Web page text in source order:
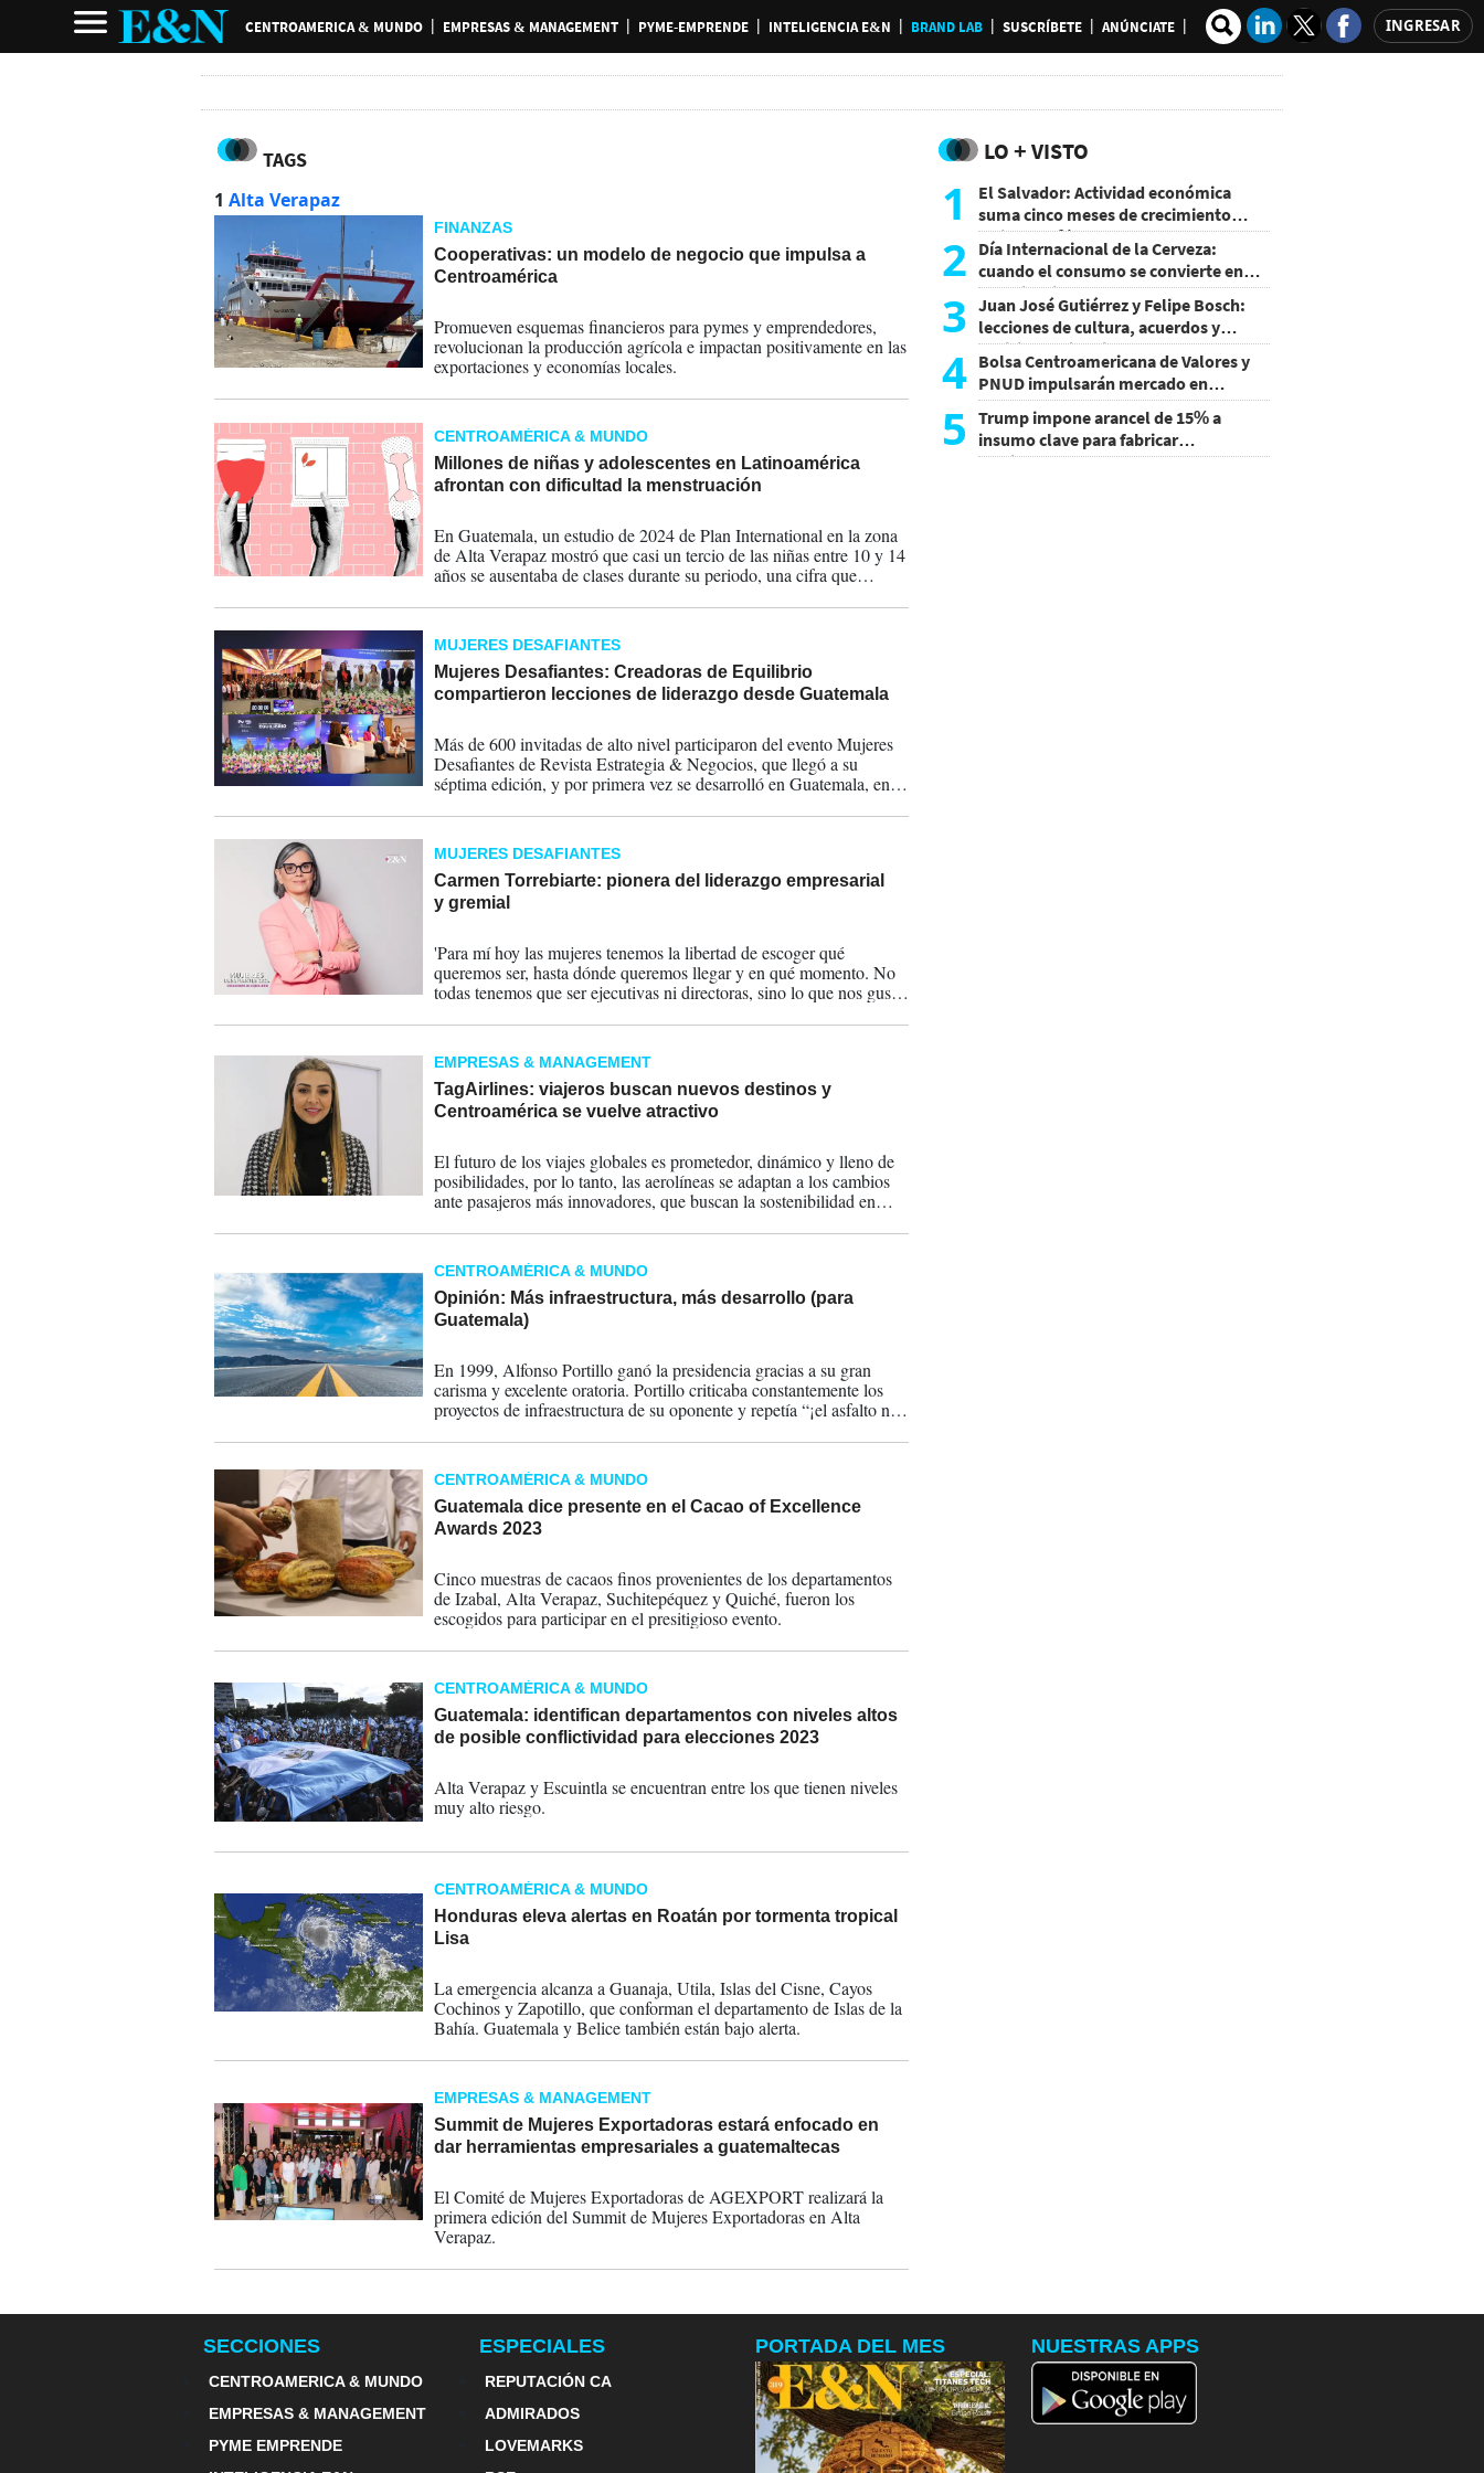
CENTROAMERICA & MUNDO EMPRESAS & MANAGEMENT PYME-EMPRENDE INTELIGENCIA E&N BRAND LAB SUSCRÍBETE ANÚNCIATE INGRESAR
TAGS
1 Alta Verapaz
FINANZAS
Cooperativas: un modelo de negocio que impulsa a
Centroamérica
Promueven esquemas financieros para pymes y emprendedores,
revolucionan la producción agrícola e impactan positivamente en las
exportaciones y economías locales.
CENTROAMÉRICA & MUNDO
Millones de niñas y adolescentes en Latinoamérica
afrontan con dificultad la menstruación
En Guatemala, un estudio de 2024 de Plan International en la zona
de Alta Verapaz mostró que casi un tercio de las niñas entre 10 y 14
años se ausentaba de clases durante su periodo, una cifra que
kits de higiene, dijo la ONG en su comunicado.
MUJERES DESAFIANTES
Mujeres Desafiantes: Creadoras de Equilibrio
compartieron lecciones de liderazgo desde Guatemala
Más de 600 invitadas de alto nivel participaron del evento Mujeres
Desafiantes de Revista Estrategia & Negocios, que llegó a su
séptima edición, y por primera vez se desarrolló en Guatemala, en
de Mujeres Exportadoras de AGEXPORT.
MUJERES DESAFIANTES
Carmen Torrebiarte: pionera del liderazgo empresarial
y gremial
'Para mí hoy las mujeres tenemos la libertad de escoger qué
queremos ser, hasta dónde queremos llegar y en qué momento. No
todas tenemos que ser ejecutivas ni directoras, sino lo que nos guste
EMPRESAS & MANAGEMENT
TagAirlines: viajeros buscan nuevos destinos y
Centroamérica se vuelve atractivo
El futuro de los viajes globales es prometedor, dinámico y lleno de
posibilidades, por lo tanto, las aerolíneas se adaptan a los cambios
ante pasajeros más innovadores, que buscan la sostenibilidad en
y gastronomía para la toma de decisiones.
CENTROAMÉRICA & MUNDO
Opinión: Más infraestructura, más desarrollo (para
Guatemala)
En 1999, Alfonso Portillo ganó la presidencia gracias a su gran
carisma y excelente oratoria. Portillo criticaba constantemente los
proyectos de infraestructura de su oponente y repetía “¡el asfalto no
construyeron 83 km de red vial por año, muy por debajo del
promedio de 218 km por año.
CENTROAMÉRICA & MUNDO
Guatemala dice presente en el Cacao of Excellence
Awards 2023
Cinco muestras de cacaos finos provenientes de los departamentos
de Izabal, Alta Verapaz, Suchitepéquez y Quiché, fueron los
escogidos para participar en el presitigioso evento.
CENTROAMÉRICA & MUNDO
Guatemala: identifican departamentos con niveles altos
de posible conflictividad para elecciones 2023
Alta Verapaz y Escuintla se encuentran entre los que tienen niveles
muy alto riesgo.
CENTROAMÉRICA & MUNDO
Honduras eleva alertas en Roatán por tormenta tropical
Lisa
La emergencia alcanza a Guanaja, Utila, Islas del Cisne, Cayos
Cochinos y Zapotillo, que conforman el departamento de Islas de la
Bahía. Guatemala y Belice también están bajo alerta.
EMPRESAS & MANAGEMENT
Summit de Mujeres Exportadoras estará enfocado en
dar herramientas empresariales a guatemaltecas
El Comité de Mujeres Exportadoras de AGEXPORT realizará la
primera edición del Summit de Mujeres Exportadoras en Alta
Verapaz.
LO + VISTO
1
El Salvador: Actividad económica
suma cinco meses de crecimiento
arriba de 4%
2 Día Internacional de la Cerveza:
cuando el consumo se convierte en
experiencia
3 Juan José Gutiérrez y Felipe Bosch:
lecciones de cultura, acuerdos y
decisiones sin miedo
4 Bolsa Centroamericana de Valores y
PNUD impulsarán mercado en
Honduras
5
Trump impone arancel de 15% a
insumo clave para fabricar
semiconductores y paneles
SECCIONES
CENTROAMERICA & MUNDO
EMPRESAS & MANAGEMENT
PYME EMPRENDE
ESPECIALES
REPUTACIÓN CA
ADMIRADOS
LOVEMARKS
PORTADA DEL MES NUESTRAS APPS